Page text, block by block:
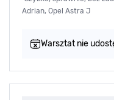
Adrian, Opel Astra J
Warsztat nie